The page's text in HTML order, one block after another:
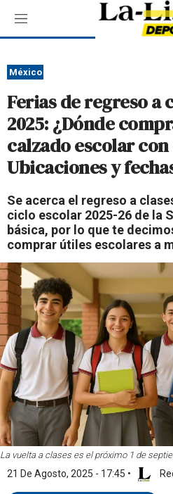
M
e
ú
México
Ferias de regreso a
2025: ¿Dónde
calzado escolar
Ubicaciones y
Se acerca el regreso a
ciclo escolar 2025-26 de la
básica, por lo que te
comprar útiles escolares a
La vuelta a clases es el próximo 1 de
21 De Agosto, 2025 - 17:45 •